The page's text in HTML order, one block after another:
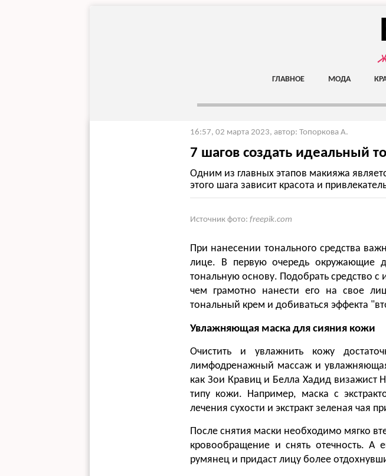
ГЛАВНОЕ МОДА
16:57, 02 марта 2023, автор: Топоркова А.
7 шагов создать идеальный
Одним из главных этапов макияжа
этого шага зависит красота и
Источник фото: freepik.com
При нанесении тонального средства
лице. В первую очередь окружающие
тональную основу. Подобрать средство
чем грамотно нанести его на свое
тональный крем и добиваться эффекта
Увлажняющая маска для сияния кожи
Очистить и увлажнить кожу
лимфодренажный массаж и
как Зои Кравиц и Белла Хадид визажист
типу кожи. Например, маска с
лечения сухости и экстракт зеленая чая
После снятия маски необходимо мягко
кровообращение и снять отечность. А
румянец и придаст лицу более